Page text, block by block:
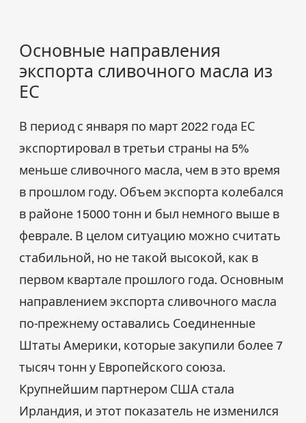
Основные направления
экспорта сливочного масла из
ЕС
В период с января по март 2022 года ЕС
экспортировал в третьи страны на 5%
меньше сливочного масла, чем в это время
в прошлом году. Объем экспорта колебался
в районе 15000 тонн и был немного выше в
феврале. В целом ситуацию можно считать
стабильной, но не такой высокой, как в
первом квартале прошлого года. Основным
направлением экспорта сливочного масла
по-прежнему оставались Соединенные
Штаты Америки, которые закупили более 7
тысяч тонн у Европейского союза.
Крупнейшим партнером США стала
Ирландия, и этот показатель не изменился